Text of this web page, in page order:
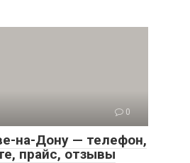
0
на-Дону — телефон,
прайс, отзывы